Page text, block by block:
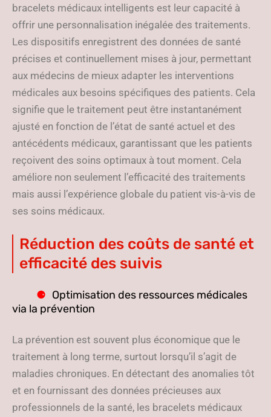
bracelets médicaux intelligents est leur capacité à
offrir une personnalisation inégalée des traitements.
Les dispositifs enregistrent des données de santé
précises et continuellement mises à jour, permettant
aux médecins de mieux adapter les interventions
médicales aux besoins spécifiques des patients. Cela
signifie que le traitement peut être instantanément
ajusté en fonction de l’état de santé actuel et des
antécédents médicaux, garantissant que les patients
reçoivent des soins optimaux à tout moment. Cela
améliore non seulement l’efficacité des traitements
mais aussi l’expérience globale du patient vis-à-vis de
ses soins médicaux.
Réduction des coûts de santé et
efficacité des suivis
Optimisation des ressources médicales
via la prévention
La prévention est souvent plus économique que le
traitement à long terme, surtout lorsqu’il s’agit de
maladies chroniques. En détectant des anomalies tôt
et en fournissant des données précieuses aux
professionnels de la santé, les bracelets médicaux